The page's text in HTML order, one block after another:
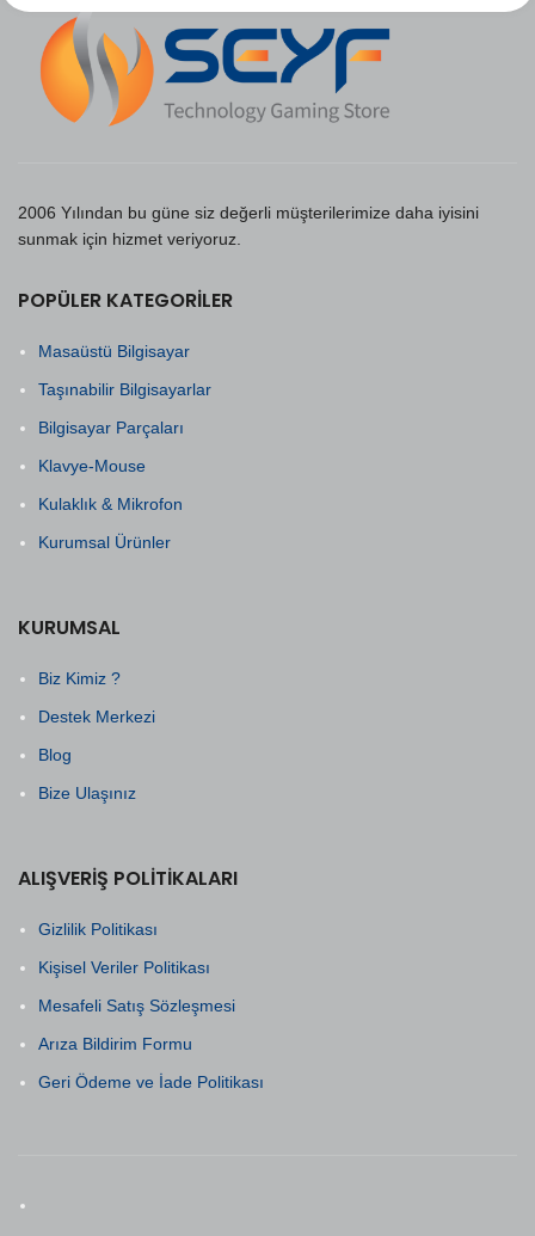
2006 Yılından bu güne siz değerli müşterilerimize daha iyisini
sunmak için hizmet veriyoruz.
POPÜLER KATEGORILER
Masaüstü Bilgisayar
Taşınabilir Bilgisayarlar
Bilgisayar Parçaları
Klavye-Mouse
Kulaklık & Mikrofon
Kurumsal Ürünler
KURUMSAL
Biz Kimiz ?
Destek Merkezi
Blog
Bize Ulaşınız
ALIŞVERIŞ POLITIKALARI
Gizlilik Politikası
Kişisel Veriler Politikası
Mesafeli Satış Sözleşmesi
Arıza Bildirim Formu
Geri Ödeme ve İade Politikası